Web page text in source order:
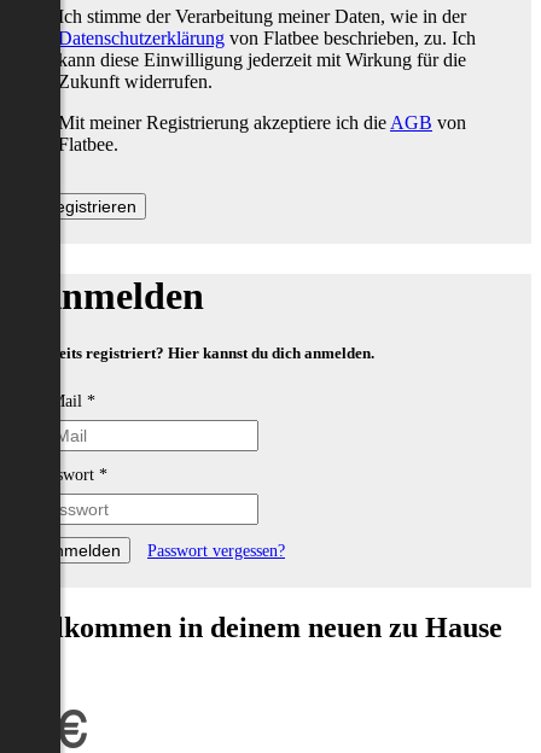
Ich stimme der Verarbeitung meiner Daten, wie in der
Datenschutzerklärung von Flatbee beschrieben, zu. Ich
kann diese Einwilligung jederzeit mit Wirkung für die
Zukunft widerrufen.
Mit meiner Registrierung akzeptiere ich die AGB von
Flatbee.
Anmelden
Bereits registriert? Hier kannst du dich anmelden.
E-Mail *
Passwort *
Passwort vergessen?
Willkommen in deinem neuen zu Hause